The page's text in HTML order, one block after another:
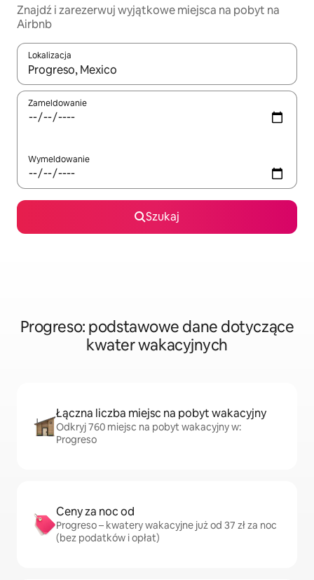
Znajdź i zarezerwuj wyjątkowe miejsca na pobyt na
Airbnb
Lokalizacja
Gdy wyniki będą dostępne, możesz poruszać się po nich za
Zameldowanie
Wymeldowanie
Szukaj
Progreso: podstawowe dane dotyczące
kwater wakacyjnych
Łączna liczba miejsc na pobyt wakacyjny
Odkryj 760 miejsc na pobyt wakacyjny w:
Progreso
Ceny za noc od
Progreso – kwatery wakacyjne już od 37 zł za noc
(bez podatków i opłat)